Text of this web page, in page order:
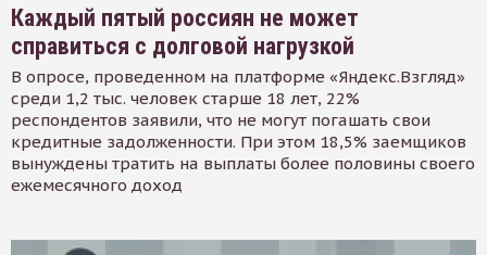
Каждый пятый россиян не может
справиться с долговой нагрузкой
В опросе, проведенном на платформе «Яндекс.Взгляд»
среди 1,2 тыс. человек старше 18 лет, 22%
респондентов заявили, что не могут погашать свои
кредитные задолженности. При этом 18,5% заемщиков
вынуждены тратить на выплаты более половины своего
ежемесячного доход